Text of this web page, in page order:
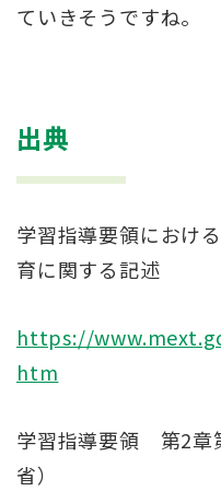
ていきそうですね。
出典
学習指導要領におけ
育に関する記述
https://
htm
学習指導要領 第2
省）